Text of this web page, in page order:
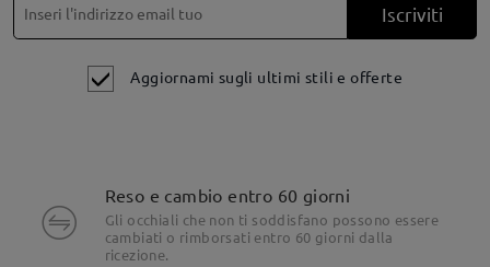
Iscriviti
Aggiornami sugli ultimi stili e offerte
Reso e cambio entro 60 giorni
Gli occhiali che non ti soddisfano possono essere
cambiati o rimborsati entro 60 giorni dalla
ricezione.